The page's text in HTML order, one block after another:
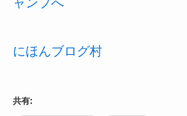
にほんブログ村
共有: